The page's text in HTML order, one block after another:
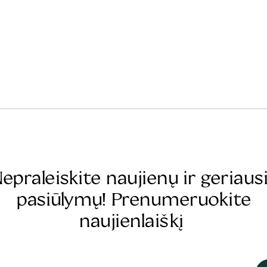
naujienų ir
pasiūlymų! Prenumeruokite
naujienlaiškį